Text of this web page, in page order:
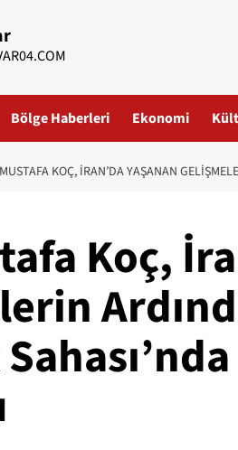
Bölge Haberleri Ekonomi
KOÇ, İRAN’DA YAŞANAN
Koç,